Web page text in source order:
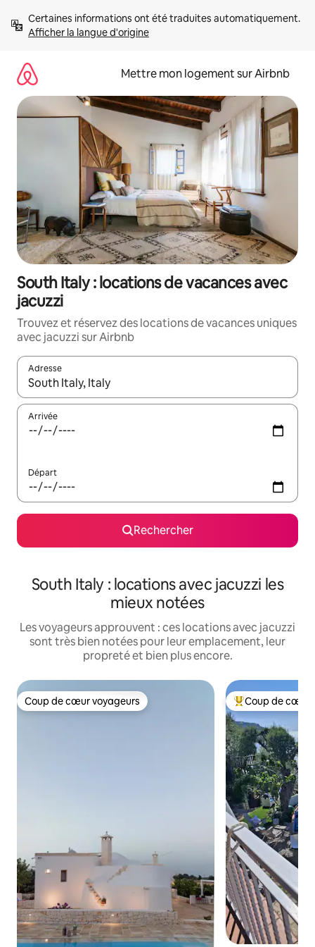
directement
Afficher la langue d'origine
Mettre mon logement sur Airbnb
South Italy : locations de vacances avec
jacuzzi
Trouvez et réservez des locations de vacances uniques
avec jacuzzi sur Airbnb
Adresse
Lorsque les résultats s'affichent, utilisez les flèches vers le
Arrivée
Départ
Rechercher
South Italy : locations avec jacuzzi les
mieux notées
Les voyageurs approuvent : ces locations avec jacuzzi
sont très bien notées pour leur emplacement, leur
propreté et bien plus encore.
Coup de cœur voyageurs
Coup de cœur voyageurs Coups de cœur
Coup de cœur